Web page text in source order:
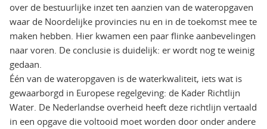
over de bestuurlijke inzet ten aanzien van de wateropgaven
waar de Noordelijke provincies nu en in de toekomst mee te
maken hebben. Hier kwamen een paar flinke aanbevelingen
naar voren. De conclusie is duidelijk: er wordt nog te weinig
gedaan.
Één van de wateropgaven is de waterkwaliteit, iets wat is
gewaarborgd in Europese regelgeving: de Kader Richtlijn
Water. De Nederlandse overheid heeft deze richtlijn vertaald
in een opgave die voltooid moet worden door onder andere